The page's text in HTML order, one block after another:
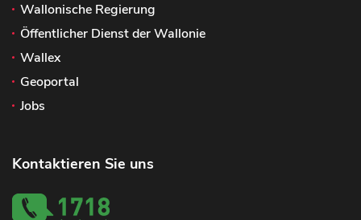
Wallonische Regierung
Öffentlicher Dienst der Wallonie
Wallex
Geoportal
Jobs
Kontaktieren Sie uns